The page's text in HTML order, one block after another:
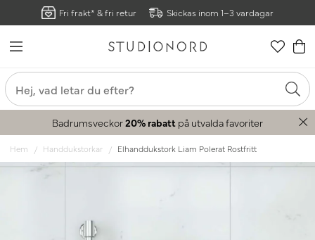
Fri frakt* & fri retur Skickas inom 1–3 vardagar
Badrumsveckor20% rabatt på utvalda favoriter
Hem Handdukstorkar Elhanddukstork Liam Polerat Rostfritt